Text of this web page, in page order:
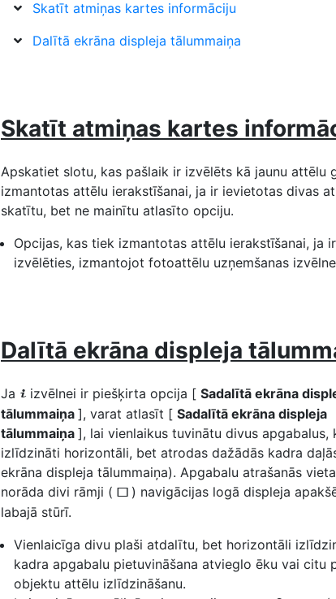
Skatīt atmiņas kartes informāciju
Dalītā ekrāna displeja tālummaiņa
Skatīt atmiņas kartes
Apskatiet slotu, kas pašlaik ir izvēlēts kā jaunu attēlu
izmantotas attēlu ierakstīšanai, ja ir ievietotas divas
skatītu, bet ne mainītu atlasīto opciju.
Opcijas, kas tiek izmantotas attēlu ierakstīšanai, ja
izvēlēties, izmantojot fotoattēlu uzņemšanas
Dalītā ekrāna displeja
Ja i izvēlnei ir piešķirta opcija [ Sadalītā ekrāna
tālummaiņa ], varat atlasīt [ Sadalītā ekrāna displeja
tālummaiņa ], lai vienlaikus tuvinātu divus apgabalus,
izlīdzināti horizontāli, bet atrodas dažādās kadra
ekrāna displeja tālummaiņa). Apgabalu atrašanās
norāda divi rāmji ( r ) navigācijas logā displeja
labajā stūrī.
Vienlaicīga divu plaši atdalītu, bet horizontāli
kadra apgabalu pietuvināšana atvieglo ēku vai citu
objektu attēlu izlīdzināšanu.